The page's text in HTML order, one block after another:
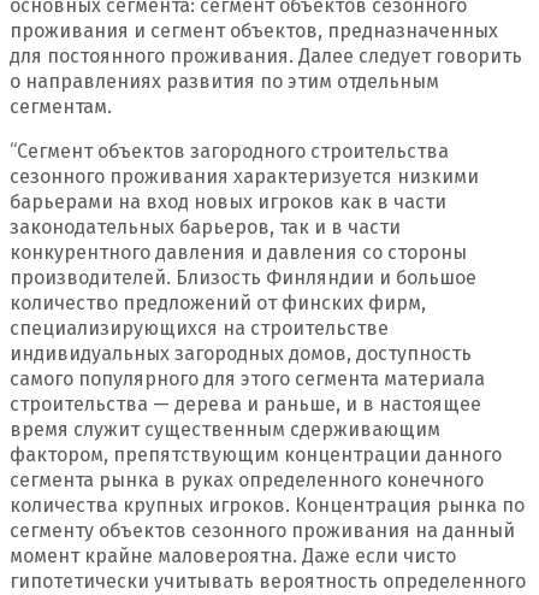
основных сегмента: сегмент объектов сезонного
проживания и сегмент объектов, предназначенных
для постоянного проживания. Далее следует говорить
о направлениях развития по этим отдельным
сегментам.
“Сегмент объектов загородного строительства
сезонного проживания характеризуется низкими
барьерами на вход новых игроков как в части
законодательных барьеров, так и в части
конкурентного давления и давления со стороны
производителей. Близость Финляндии и большое
количество предложений от финских фирм,
специализирующихся на строительстве
индивидуальных загородных домов, доступность
самого популярного для этого сегмента материала
строительства — дерева и раньше, и в настоящее
время служит существенным сдерживающим
фактором, препятствующим концентрации данного
сегмента рынка в руках определенного конечного
количества крупных игроков. Концентрация рынка по
сегменту объектов сезонного проживания на данный
момент крайне маловероятна. Даже если чисто
гипотетически учитывать вероятность определенного